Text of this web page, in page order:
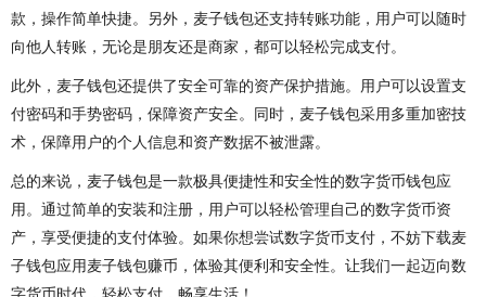
款，操作简单快捷。另外，麦子钱包还支持转账功能，用户可以随时
向他人转账，无论是朋友还是商家，都可以轻松完成支付。
此外，麦子钱包还提供了安全可靠的资产保护措施。用户可以设置支
付密码和手势密码，保障资产安全。同时，麦子钱包采用多重加密技
术，保障用户的个人信息和资产数据不被泄露。
总的来说，麦子钱包是一款极具便捷性和安全性的数字货币钱包应
用。通过简单的安装和注册，用户可以轻松管理自己的数字货币资
产，享受便捷的支付体验。如果你想尝试数字货币支付，不妨下载麦
子钱包应用麦子钱包赚币，体验其便利和安全性。让我们一起迈向数
字货币时代，轻松支付，畅享生活！